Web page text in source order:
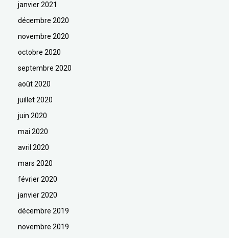
janvier 2021
décembre 2020
novembre 2020
octobre 2020
septembre 2020
août 2020
juillet 2020
juin 2020
mai 2020
avril 2020
mars 2020
février 2020
janvier 2020
décembre 2019
novembre 2019